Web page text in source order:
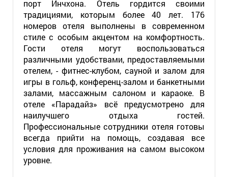
порт Инчхона. Отель гордится своими
традициями, которым более 40 лет. 176
номеров отеля выполнены в современном
стиле с особым акцентом на комфортность.
Гости отеля могут воспользоваться
различными удобствами, предоставляемыми
отелем, - фитнес-клубом, сауной и залом для
игры в гольф, конференц-залом и банкетными
залами, массажным салоном и караоке. В
отеле «Парадайз» всё предусмотрено для
наилучшего отдыха гостей.
Профессиональные сотрудники отеля готовы
всегда прийти на помощь, создавая все
условия для проживания на самом высоком
уровне.